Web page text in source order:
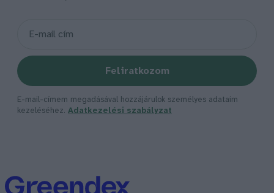
Feliratkozom
E-mail-címem megadásával hozzájárulok személyes adataim
kezeléséhez. Adatkezelési szabályzat